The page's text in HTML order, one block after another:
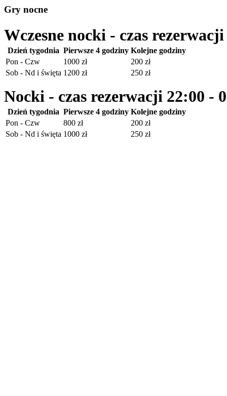
Gry nocne
Wczesne nocki - czas
Dzień tygodnia Pierwsze 4 godziny Kolejne godziny
Pon - Czw
1000 zł
200 zł
Sob - Nd i święta 1200 zł 250 zł
Nocki - czas rezerwacji 22:00 -
Dzień tygodnia Pierwsze 4 godziny Kolejne godziny
Pon - Czw
800 zł
200 zł
Sob - Nd i święta 1000 zł 250 zł